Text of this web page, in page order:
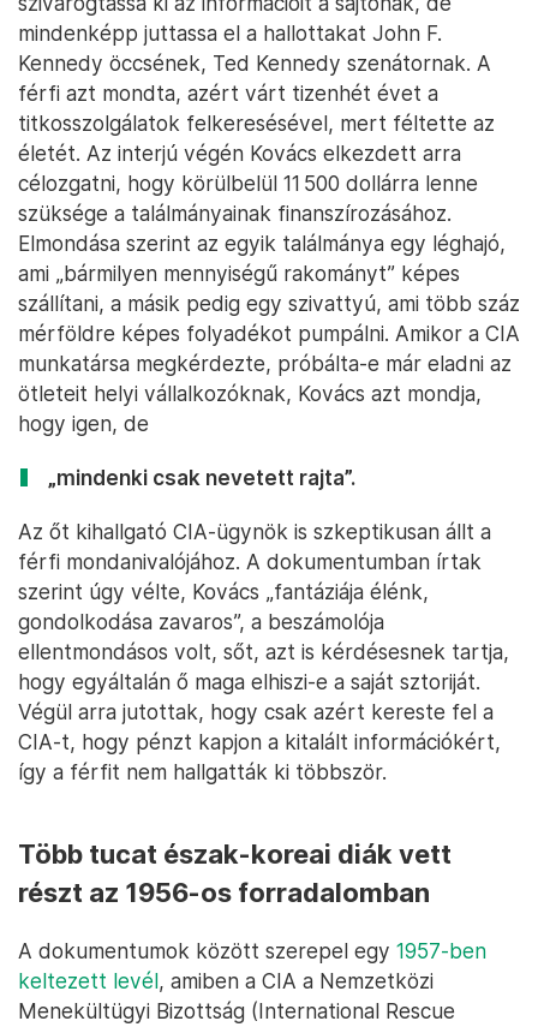
mindenképp juttassa el a hallottakat John F.
Kennedy öccsének, Ted Kennedy szenátornak. A
férfi azt mondta, azért várt tizenhét évet a
titkosszolgálatok felkeresésével, mert féltette az
életét. Az interjú végén Kovács elkezdett arra
célozgatni, hogy körülbelül 11 500 dollárra lenne
szüksége a találmányainak finanszírozásához.
Elmondása szerint az egyik találmánya egy léghajó,
ami „bármilyen mennyiségű rakományt” képes
szállítani, a másik pedig egy szivattyú, ami több száz
mérföldre képes folyadékot pumpálni. Amikor a CIA
munkatársa megkérdezte, próbálta-e már eladni az
ötleteit helyi vállalkozóknak, Kovács azt mondja,
hogy igen, de
„mindenki csak nevetett rajta”.
Az őt kihallgató CIA-ügynök is szkeptikusan állt a
férfi mondanivalójához. A dokumentumban írtak
szerint úgy vélte, Kovács „fantáziája élénk,
gondolkodása zavaros”, a beszámolója
ellentmondásos volt, sőt, azt is kérdésesnek tartja,
hogy egyáltalán ő maga elhiszi-e a saját sztoriját.
Végül arra jutottak, hogy csak azért kereste fel a
CIA-t, hogy pénzt kapjon a kitalált információkért,
így a férfit nem hallgatták ki többször.
Több tucat észak-koreai diák vett
részt az 1956-os forradalomban
A dokumentumok között szerepel egy 1957-ben
keltezett levél, amiben a CIA a Nemzetközi
Menekültügyi Bizottság (International Rescue